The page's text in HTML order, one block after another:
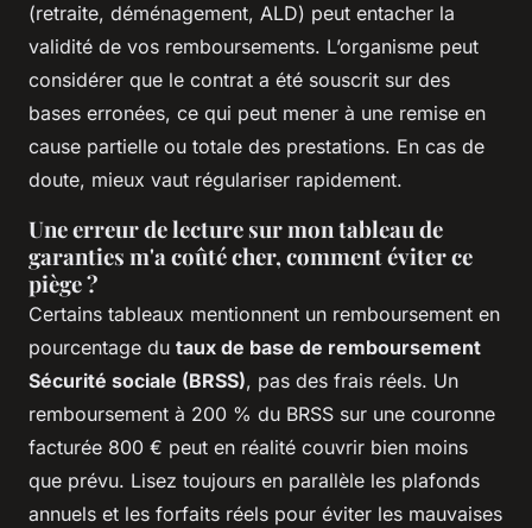
(retraite, déménagement, ALD) peut entacher la
validité de vos remboursements. L’organisme peut
considérer que le contrat a été souscrit sur des
bases erronées, ce qui peut mener à une remise en
cause partielle ou totale des prestations. En cas de
doute, mieux vaut régulariser rapidement.
Une erreur de lecture sur mon tableau de
garanties m'a coûté cher, comment éviter ce
piège ?
Certains tableaux mentionnent un remboursement en
pourcentage du taux de base de remboursement
Sécurité sociale (BRSS), pas des frais réels. Un
remboursement à 200 % du BRSS sur une couronne
facturée 800 € peut en réalité couvrir bien moins
que prévu. Lisez toujours en parallèle les plafonds
annuels et les forfaits réels pour éviter les mauvaises